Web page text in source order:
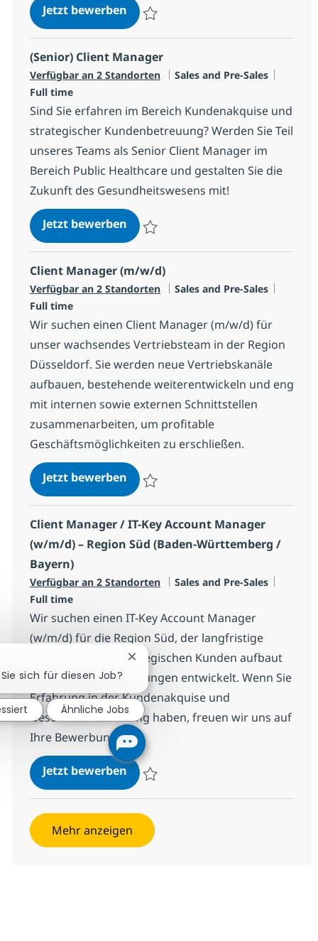
Jetzt bewerben(Senior) Client Manager
(Senior) Client Manager
Verfügbar an 2 Standorten Kategorie
Sales and Pre-Sales
Full time
Sind Sie erfahren im Bereich Kundenakquise und
strategischer Kundenbetreuung? Werden Sie Teil
unseres Teams als Senior Client Manager im
Bereich Public Healthcare und gestalten Sie die
Zukunft des Gesundheitswesens mit!
Jetzt bewerben(Senior) Client Manager
Client Manager (m/w/d)
Verfügbar an 2 Standorten Kategorie
Sales and Pre-Sales
Full time
Wir suchen einen Client Manager (m/w/d) für
unser wachsendes Vertriebsteam in der Region
Düsseldorf. Sie werden neue Vertriebskanäle
aufbauen, bestehende weiterentwickeln und eng
mit internen sowie externen Schnittstellen
zusammenarbeiten, um profitable
Geschäftsmöglichkeiten zu erschließen.
Jetzt bewerbenClient Manager (m/w/d)
Client Manager / IT-Key Account Manager
(w/m/d) – Region Süd (Baden-Württemberg /
Bayern)
Verfügbar an 2 Standorten Kategorie
Sales and Pre-Sales
Full time
Wir suchen einen IT-Key Account Manager
(w/m/d) für die Region Süd, der langfristige
Beziehungen zu strategischen Kunden aufbaut
und innovative IT-Lösungen entwickelt. Wenn Sie
Erfahrung in der Kundenakquise und
Geschäftsentwicklung haben, freuen wir uns auf
Ihre Bewerbung!
Jetzt bewerbenClient Manager / IT-Key Account
Mehr anzeigen
sich für diesen Job?
Chatbot-Benachrichtigung schließen
Ähnliche Jobs